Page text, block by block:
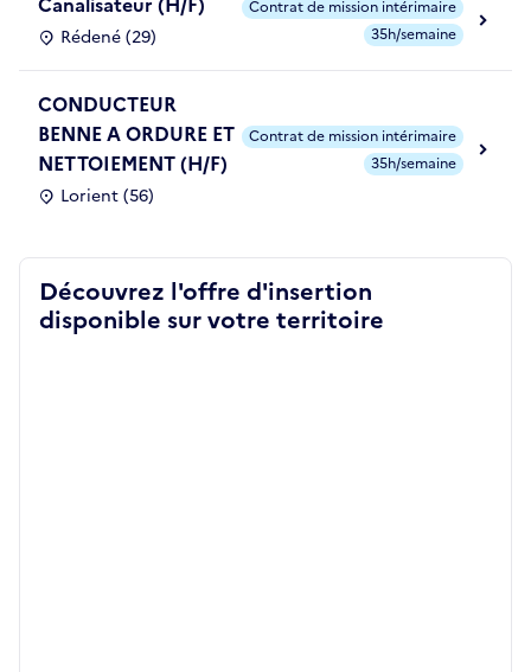
Rédené (29)
Contrat de mission intérimaire
35h/semaine
CONDUCTEUR
BENNE A ORDURE ET
NETTOIEMENT (H/F)
Lorient (56)
Contrat de mission intérimaire
35h/semaine
Découvrez l'offre d'insertion
disponible sur votre territoire